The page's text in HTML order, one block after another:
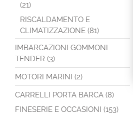
(21)
RISCALDAMENTO E
CLIMATIZZAZIONE (81)
IMBARCAZIONI GOMMONI
TENDER (3)
MOTORI MARINI (2)
CARRELLI PORTA BARCA (8)
FINESERIE E OCCASIONI (153)